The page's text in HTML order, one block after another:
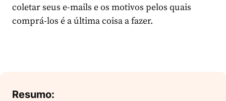
coletar seus e-mails e os motivos pelos quais
comprá-los é a última coisa a fazer.
Resumo: